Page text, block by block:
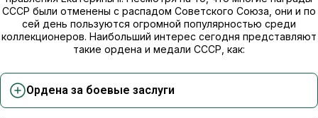
СССР были отменены с распадом Советского Союза, они и по
сей день пользуются огромной популярностью среди
коллекционеров. Наибольший интерес сегодня представляют
такие ордена и медали СССР, как:
Ордена за боевые заслуги